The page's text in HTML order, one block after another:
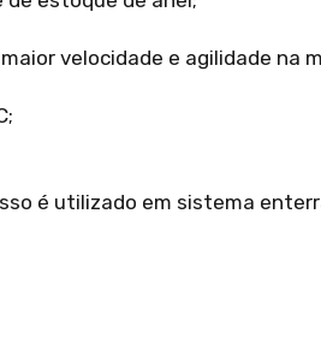
velocidade e agilidade na
é utilizado em sistema